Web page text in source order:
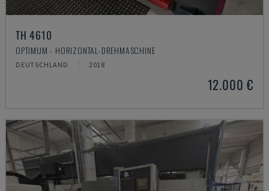
TH 4610
OPTIMUM - HORIZONTAL-DREHMASCHINE
DEUTSCHLAND 2018
12.000 €